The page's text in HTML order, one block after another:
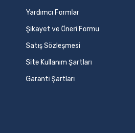
Yardımcı Formlar
Şikayet ve Öneri Formu
Satış Sözleşmesi
Site Kullanım Şartları
Garanti Şartları